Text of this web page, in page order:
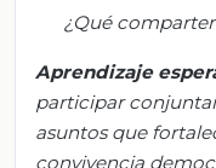
¿Qué
Aprendizaje
participar
asuntos que
convivencia